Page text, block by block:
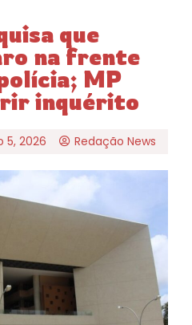
que
na frente
MP
inquérito
5, 2026 Redação News